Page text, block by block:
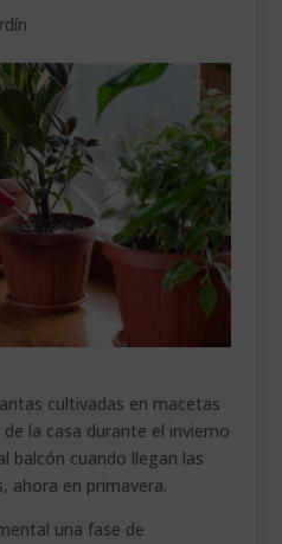
cultivadas en macetas
la casa durante el invierno
balcón cuando llegan las
ahora en primavera.
una fase de